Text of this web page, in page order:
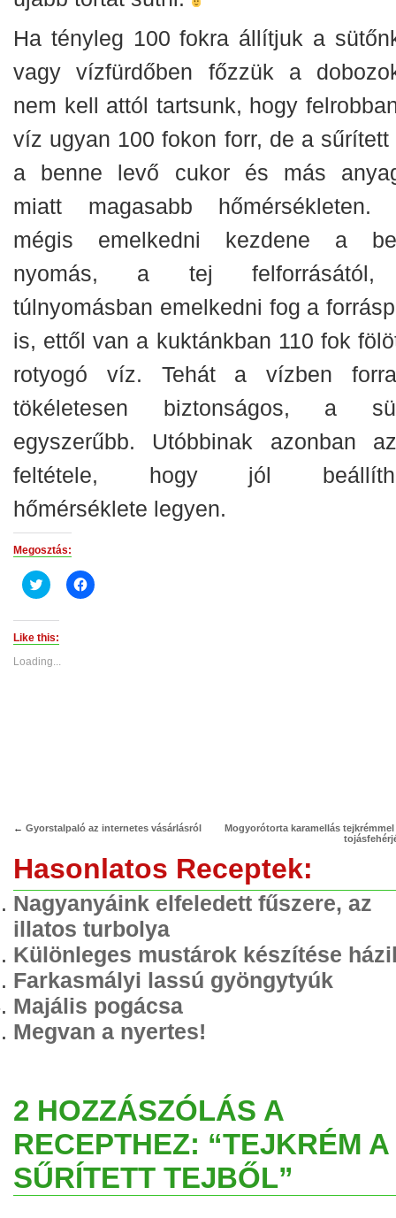
Ha tényleg 100 fokra állítjuk a
vagy vízfürdőben főzzük a
nem kell attól tartsunk, hogy
víz ugyan 100 fokon forr, de a sűrített
a benne levő cukor és más
miatt magasabb hőmérsékleten.
mégis emelkedni kezdene a
nyomás, a tej
túlnyomásban emelkedni fog a
is, ettől van a kuktánkban 110 fok
rotyogó víz. Tehát a vízben
tökéletesen biztonságos, a
egyszerűbb. Utóbbinak azonban
feltétele, hogy jól
hőmérséklete legyen.
Megosztás:
Click
to
(Opens
new
Click
to
Like this:
Loading...
← Gyorstalpaló az internetes vásárlásról
Mogyorótorta karamellás tejkrémmel
Hasonlatos Receptek:
Nagyanyáink elfeledett fűszere, az
illatos turbolya
Különleges mustárok készítése
Farkasmályi lassú gyöngytyúk
Majális pogácsa
Megvan a nyertes!
2 HOZZÁSZÓLÁS A
RECEPTHEZ: “TEJKRÉM A
SŰRÍTETT TEJBŐL”